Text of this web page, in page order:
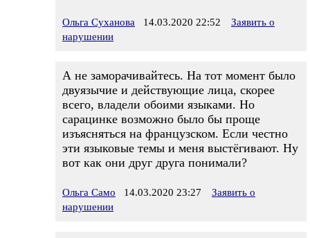
Ольга Суханова 14.03.2020 22:52
Заявить о
нарушении
А не заморачивайтесь. На тот момент было
двуязычие и действующие лица, скорее
всего, владели обоими языками. Но
сарацинке возможно было бы проще
изъясняться на французском. Если честно
эти языковые темы и меня выстёгивают. Ну
вот как они друг друга понимали?
Ольга Само 14.03.2020 23:27
Заявить о
нарушении